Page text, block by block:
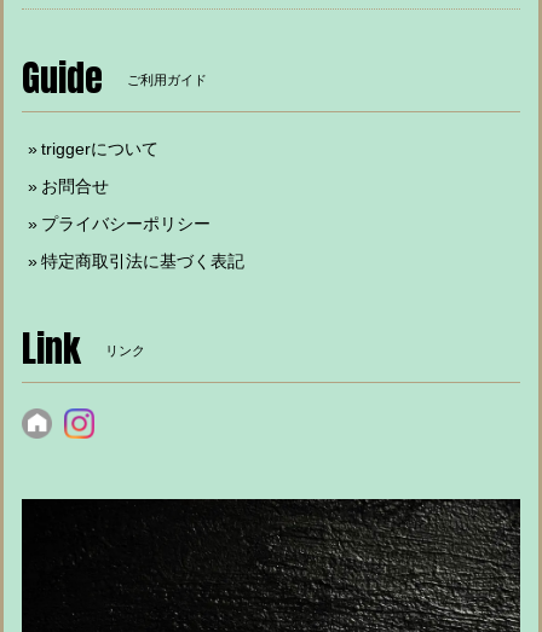
Guide ご利用ガイド
triggerについて
お問合せ
プライバシーポリシー
特定商取引法に基づく表記
Link リンク